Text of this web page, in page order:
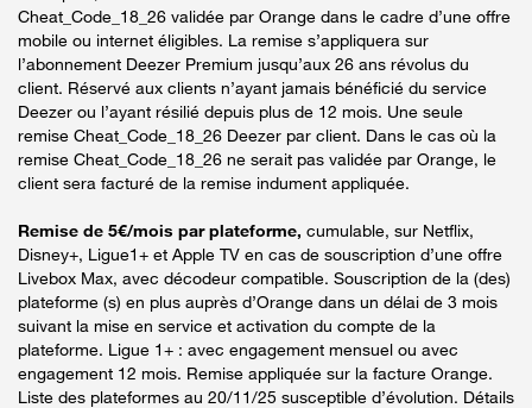
Cheat_Code_18_26 validée par Orange dans le cadre d’une offre
mobile ou internet éligibles. La remise s’appliquera sur
l’abonnement Deezer Premium jusqu’aux 26 ans révolus du
client. Réservé aux clients n’ayant jamais bénéficié du service
Deezer ou l’ayant résilié depuis plus de 12 mois. Une seule
remise Cheat_Code_18_26 Deezer par client. Dans le cas où la
remise Cheat_Code_18_26 ne serait pas validée par Orange, le
client sera facturé de la remise indument appliquée.
Remise de 5€/mois par plateforme, cumulable, sur Netflix,
Disney+, Ligue1+ et Apple TV en cas de souscription d’une offre
Livebox Max, avec décodeur compatible. Souscription de la (des)
plateforme (s) en plus auprès d’Orange dans un délai de 3 mois
suivant la mise en service et activation du compte de la
plateforme. Ligue 1+ : avec engagement mensuel ou avec
engagement 12 mois. Remise appliquée sur la facture Orange.
Liste des plateformes au 20/11/25 susceptible d’évolution. Détails